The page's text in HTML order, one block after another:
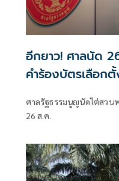
อีกยาว! ศาลนัด
คำร้องบัตรเลือกตั้
ศาลรัฐธรรมนูญนัดไต่สวน
26 ส.ค.